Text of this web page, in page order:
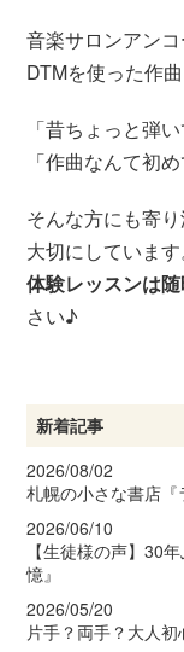
音楽サロンアン
DTMを使った作
「昔ちょっと弾
「作曲なんて初
そんな方にも寄
大切にしています
体験レッスンは
さい♪
新着記事
2026/08/02
札幌の小さな書店
2026/06/10
【生徒様の声】30
憶』
2026/05/20
片手？両手？大人